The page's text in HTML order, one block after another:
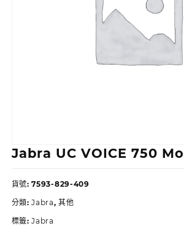
Jabra UC VOICE 750
貨號:7593-829-409
分類:Jabra,其他
標籤:Jabra